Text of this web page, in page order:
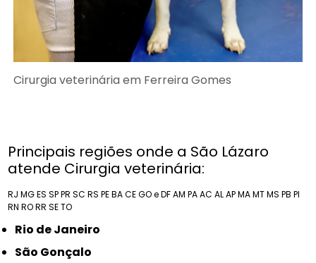
Cirurgia veterinária em Ferreira Gomes
Principais regiões onde a São Lázaro
atende Cirurgia veterinária:
RJ MGES SPPR SC RS PEBACEGO e DFAM PAAC ALAPMAMTMS PB PI
RN RORR SETO
Rio de Janeiro
São Gonçalo